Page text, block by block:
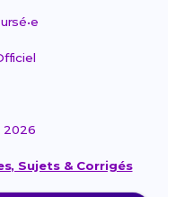
2026
Sujets & Corrigés